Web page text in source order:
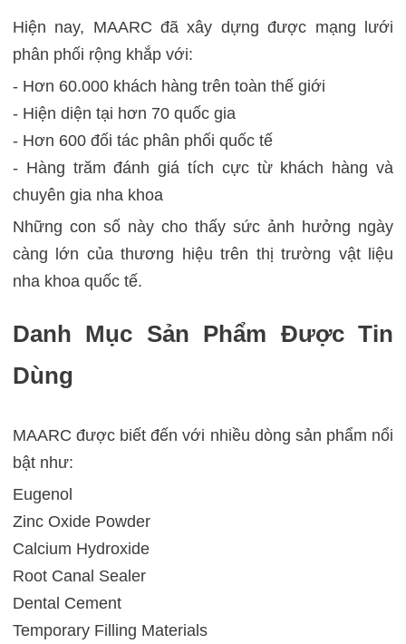
Hiện nay, MAARC đã xây dựng được mạng lưới
phân phối rộng khắp với:
- Hơn 60.000 khách hàng trên toàn thế giới
- Hiện diện tại hơn 70 quốc gia
- Hơn 600 đối tác phân phối quốc tế
- Hàng trăm đánh giá tích cực từ khách hàng và
chuyên gia nha khoa
Những con số này cho thấy sức ảnh hưởng ngày
càng lớn của thương hiệu trên thị trường vật liệu
nha khoa quốc tế.
Danh Mục Sản Phẩm Được Tin
Dùng
MAARC được biết đến với nhiều dòng sản phẩm nổi
bật như:
Eugenol
Zinc Oxide Powder
Calcium Hydroxide
Root Canal Sealer
Dental Cement
Temporary Filling Materials